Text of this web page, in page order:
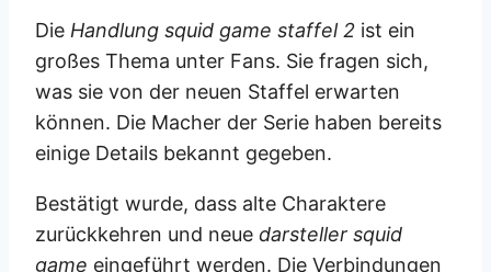
Die Handlung squid game staffel 2 ist ein
großes Thema unter Fans. Sie fragen sich,
was sie von der neuen Staffel erwarten
können. Die Macher der Serie haben bereits
einige Details bekannt gegeben.
Bestätigt wurde, dass alte Charaktere
zurückkehren und neue darsteller squid
game eingeführt werden. Die Verbindungen